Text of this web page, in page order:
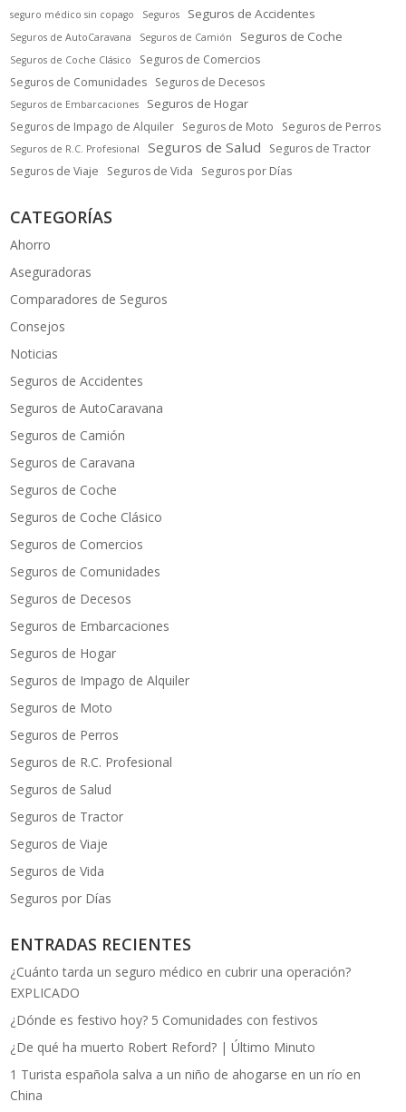
seguro médico sin copago
Seguros Seguros de Accidentes
Seguros de AutoCaravana Seguros de Camión Seguros de Coche
Seguros de Coche Clásico
Seguros de Comercios
Seguros de Comunidades Seguros de Decesos
Seguros de Embarcaciones Seguros de Hogar
Seguros de Impago de Alquiler Seguros de Moto Seguros de Perros
Seguros de R.C. Profesional Seguros de Salud
Seguros de Tractor
Seguros de Viaje
Seguros de Vida Seguros por Días
CATEGORÍAS
Ahorro
Aseguradoras
Comparadores de Seguros
Consejos
Noticias
Seguros de Accidentes
Seguros de AutoCaravana
Seguros de Camión
Seguros de Caravana
Seguros de Coche
Seguros de Coche Clásico
Seguros de Comercios
Seguros de Comunidades
Seguros de Decesos
Seguros de Embarcaciones
Seguros de Hogar
Seguros de Impago de Alquiler
Seguros de Moto
Seguros de Perros
Seguros de R.C. Profesional
Seguros de Salud
Seguros de Tractor
Seguros de Viaje
Seguros de Vida
Seguros por Días
ENTRADAS RECIENTES
¿Cuánto tarda un seguro médico en cubrir una operación?
EXPLICADO
¿Dónde es festivo hoy? 5 Comunidades con festivos
¿De qué ha muerto Robert Reford? | Último Minuto
1 Turista española salva a un niño de ahogarse en un río en
China